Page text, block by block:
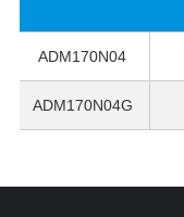
ADM170N04
ADM170N04G